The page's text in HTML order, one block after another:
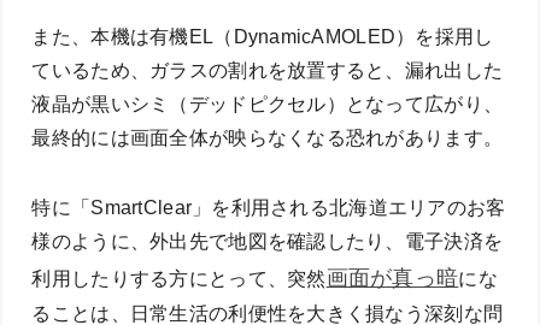
また、本機は有機EL（DynamicAMOLED）を採用し
ているため、ガラスの割れを放置すると、漏れ出した
液晶が黒いシミ（デッドピクセル）となって広がり、
最終的には画面全体が映らなくなる恐れがあります。
特に「SmartClear」を利用される北海道エリアのお客
様のように、外出先で地図を確認したり、電子決済を
利用したりする方にとって、突然画面が真っ暗にな
ることは、日常生活の利便性を大きく損なう深刻な問